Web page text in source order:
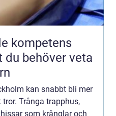
kompetens
du behöver veta
kan snabbt bli mer
Trånga trapphus,
som krånglar och